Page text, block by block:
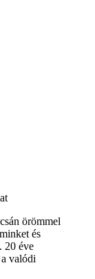
örömmel
és
20 éve
valódi